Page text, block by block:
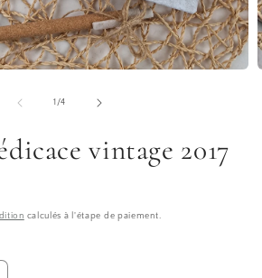
1/de
4
vintage 2017
calculés à l'étape de paiement.